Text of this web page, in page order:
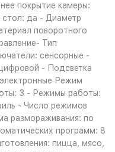
покрытие камеры:
да - Диаметр
поворотного
Тип
сенсорные -
- Подсветка
Режим
3 - Режимы работы:
- Число режимов
размораживания: по
программ: 8
пицца, мясо,